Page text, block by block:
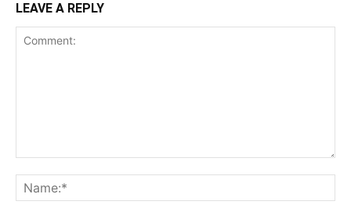
LEAVE A REPLY